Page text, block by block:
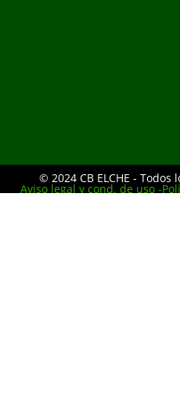
© 2024 CB ELCHE -
Aviso legal y cond. de uso -